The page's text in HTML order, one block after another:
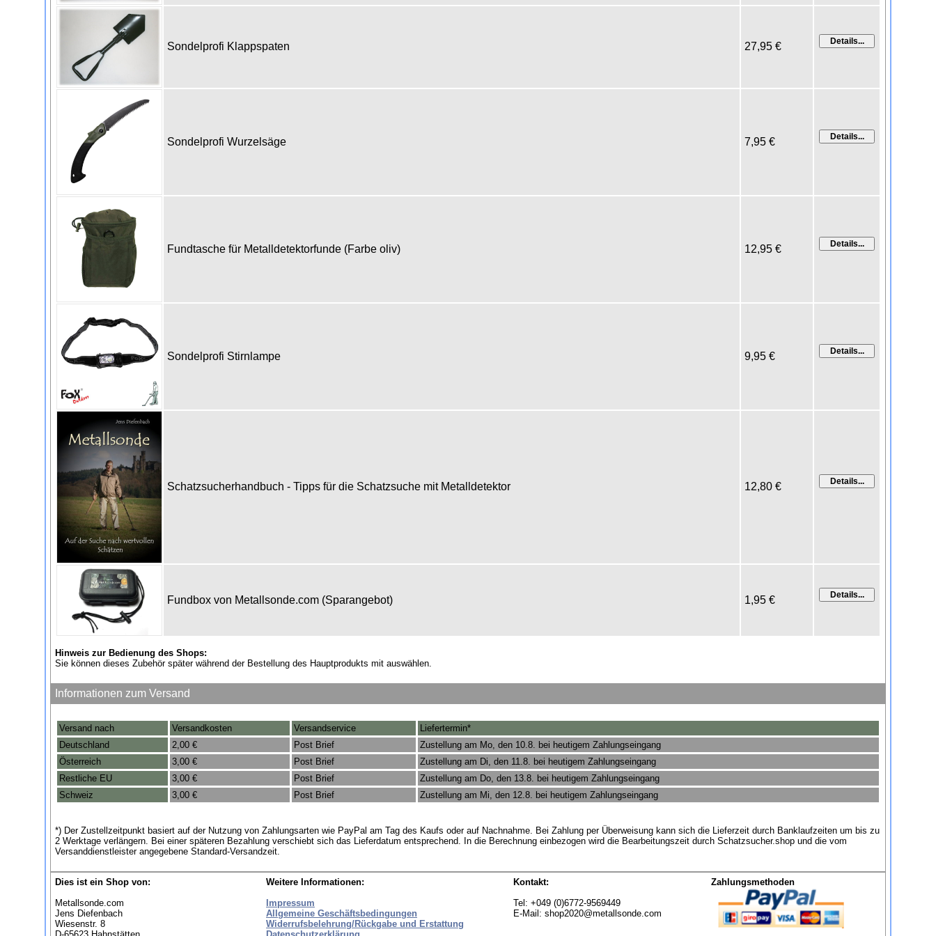
Sondelprofi Klappspaten 27,95 €
Sondelprofi Wurzelsäge 7,95 €
Fundtasche für Metalldetektorfunde (Farbe oliv) 12,95 €
Sondelprofi Stirnlampe 9,95 €
Schatzsucherhandbuch - Tipps für die Schatzsuche mit Metalldetektor 12,80 €
Fundbox von Metallsonde.com (Sparangebot) 1,95 €
Hinweis zur Bedienung des Shops:
Sie können dieses Zubehör später während der Bestellung des Hauptprodukts mit auswählen.
Informationen zum Versand
Versand nach Versandkosten Versandservice
Liefertermin*
Deutschland
2,00 € Post Brief
Zustellung am Mo, den 10.8. bei heutigem Zahlungseingang
Österreich
3,00 € Post Brief
Zustellung am Di, den 11.8. bei heutigem Zahlungseingang
Restliche EU
3,00 € Post Brief
Zustellung am Do, den 13.8. bei heutigem Zahlungseingang
Schweiz
3,00 € Post Brief Zustellung am Mi, den 12.8. bei heutigem Zahlungseingang
*) Der Zustellzeitpunkt basiert auf der Nutzung von Zahlungsarten wie PayPal am Tag des Kaufs oder auf Nachnahme. Bei Zahlung per Überweisung kann sich die Lieferzeit durch Banklaufzeiten um bis zu
2 Werktage verlängern. Bei einer späteren Bezahlung verschiebt sich das Lieferdatum entsprechend. In die Berechnung einbezogen wird die Bearbeitungszeit durch Schatzsucher.shop und die vom
Versanddienstleister angegebene Standard-Versandzeit.
Dies ist ein Shop von:
Metallsonde.com
Jens Diefenbach
Wiesenstr. 8
Weitere Informationen:
Impressum
Allgemeine Geschäftsbedingungen
Widerrufsbelehrung/Rückgabe und Erstattung
Kontakt:
Tel: +049 (0)6772-9569449
E-Mail: shop2020@metallsonde.com
Zahlungsmethoden